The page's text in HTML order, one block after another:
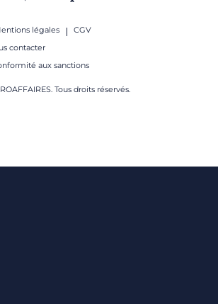
légales
CGV
contacter
aux sanctions
Tous droits réservés.